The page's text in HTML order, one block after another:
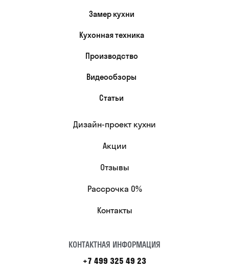
Замер кухни
Кухонная техника
Производство
Видеообзоры
Статьи
Дизайн-проект кухни
Акции
Отзывы
Рассрочка 0%
Контакты
КОНТАКТНАЯ ИНФОРМАЦИЯ
+7 499 325 49 23